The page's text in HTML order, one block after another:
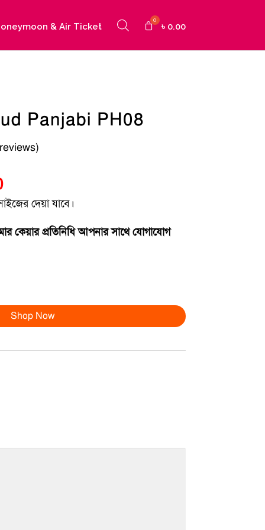
& Air Ticket ৳ 0.00
Panjabi PH08
Current
price
৳ 230.00.
দেয়া যাবে।
কেয়ার প্রতিনিধি আপনার সাথে যোগাযোগ
Shop Now